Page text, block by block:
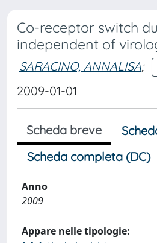
Co-receptor switch
independent of
SARACINO, ANNALISA;
2009-01-01
Scheda breve
Scheda completa (DC)
Anno
2009
Appare nelle tipologie: